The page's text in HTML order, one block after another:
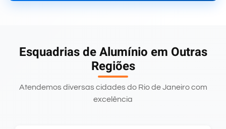
Esquadrias de Alumínio em Outras
Regiões
Atendemos diversas cidades do Rio de Janeiro com
excelência